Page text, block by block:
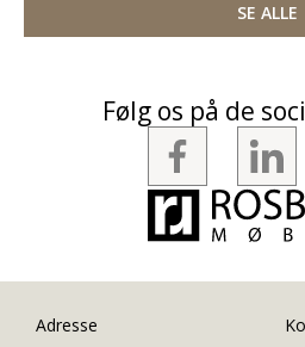
SE ALLE
Følg os på de
Adresse